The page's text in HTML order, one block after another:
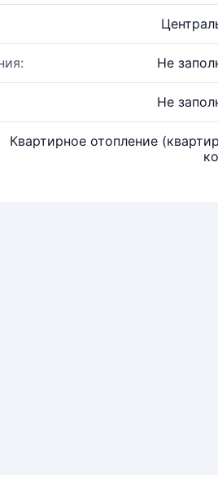
Не
Не
Квартирное отопление